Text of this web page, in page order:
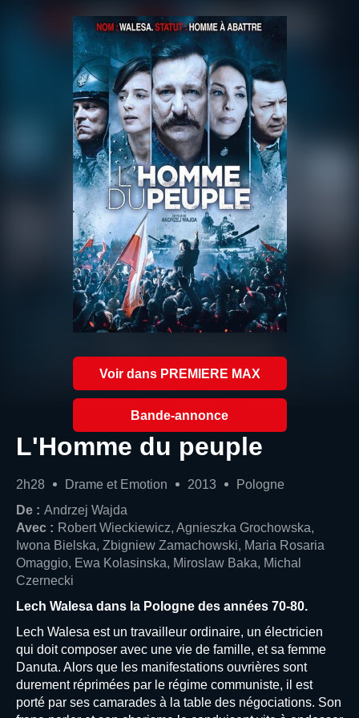
Voir dans PREMIERE MAX
Bande-annonce
L'Homme du peuple
2h28 Drame et Emotion 2013
Pologne
De : Andrzej Wajda
Avec : Robert Wieckiewicz, Agnieszka Grochowska,
Iwona Bielska, Zbigniew Zamachowski, Maria Rosaria
Omaggio, Ewa Kolasinska, Miroslaw Baka, Michal
Czernecki
Lech Walesa dans la Pologne des années 70-80.
Lech Walesa est un travailleur ordinaire, un électricien
qui doit composer avec une vie de famille, et sa femme
Danuta. Alors que les manifestations ouvrières sont
durement réprimées par le régime communiste, il est
porté par ses camarades à la table des négociations. Son